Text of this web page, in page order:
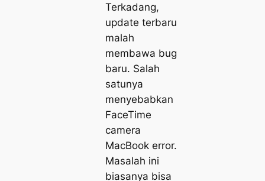
Terkadang,
update terbaru
malah
membawa bug
baru. Salah
satunya
menyebabkan
FaceTime
camera
MacBook error.
Masalah ini
biasanya bisa